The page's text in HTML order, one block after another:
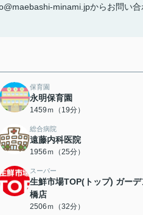
minami.jpからお問い合
保育園
永明保育園
1459ｍ（19分）
総合病院
遠藤内科医院
1956ｍ（25分）
スーパー
生鮮市場TOP(トップ) ガーデ
橋店
2506ｍ（32分）